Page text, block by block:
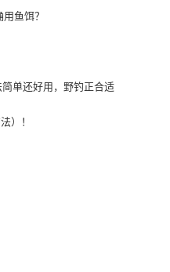
鱼饵？
单还好用，野钓正合适
）！